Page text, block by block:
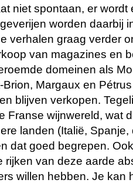
niet spontaan, er wordt
worden daarbij
verhalen graag verder
van magazines en
domeinen als
Margaux en
blijven verkopen.
Franse wijnwereld, wat
landen (Italië,
dat goed begrepen.
rijken van deze aarde
willen hebben. Je kan